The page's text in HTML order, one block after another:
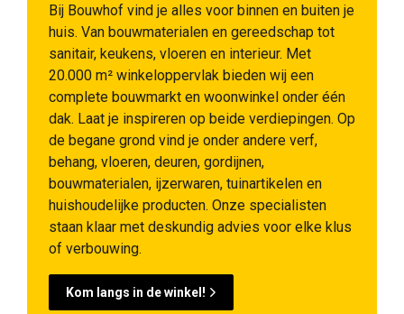
Bij Bouwhof vind je alles voor binnen en buiten je
huis. Van bouwmaterialen en gereedschap tot
sanitair, keukens, vloeren en interieur. Met
20.000 m² winkeloppervlak bieden wij een
complete bouwmarkt en woonwinkel onder één
dak. Laat je inspireren op beide verdiepingen. Op
de begane grond vind je onder andere verf,
behang, vloeren, deuren, gordijnen,
bouwmaterialen, ijzerwaren, tuinartikelen en
huishoudelijke producten. Onze specialisten
staan klaar met deskundig advies voor elke klus
of verbouwing.
Kom langs in de winkel!